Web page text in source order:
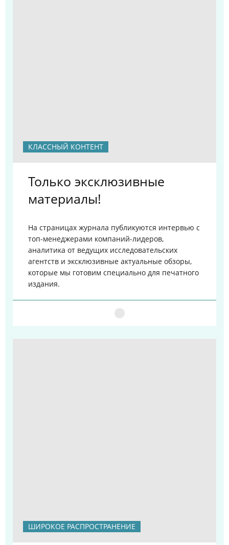
КЛАССНЫЙ КОНТЕНТ
Только эксклюзивные
материалы!
На страницах журнала публикуются интервью с
топ-менеджерами компаний-лидеров,
аналитика от ведущих исследовательских
агентств и эксклюзивные актуальные обзоры,
которые мы готовим специально для печатного
издания.
ШИРОКОЕ РАСПРОСТРАНЕНИЕ